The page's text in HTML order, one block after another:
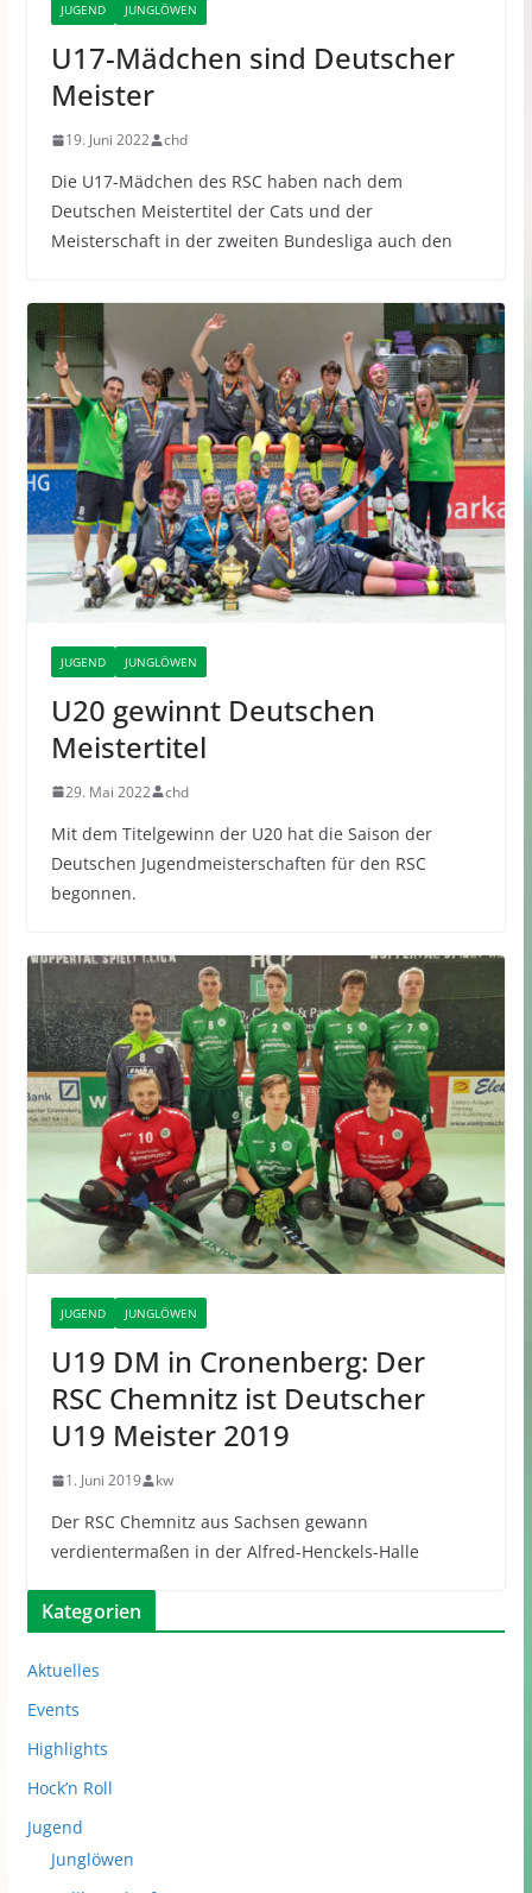
JUGEND JUNGLÖWEN
U17-Mädchen sind Deutscher
Meister
19. Juni 2022 chd
Die U17-Mädchen des RSC haben nach dem
Deutschen Meistertitel der Cats und der
Meisterschaft in der zweiten Bundesliga auch den
JUGEND JUNGLÖWEN
U20 gewinnt Deutschen
Meistertitel
29. Mai 2022 chd
Mit dem Titelgewinn der U20 hat die Saison der
Deutschen Jugendmeisterschaften für den RSC
begonnen.
JUGEND JUNGLÖWEN
U19 DM in Cronenberg: Der
RSC Chemnitz ist Deutscher
U19 Meister 2019
1. Juni 2019 kw
Der RSC Chemnitz aus Sachsen gewann
verdientermaßen in der Alfred-Henckels-Halle
Kategorien
Aktuelles
Events
Highlights
Hock’n Roll
Jugend
Junglöwen